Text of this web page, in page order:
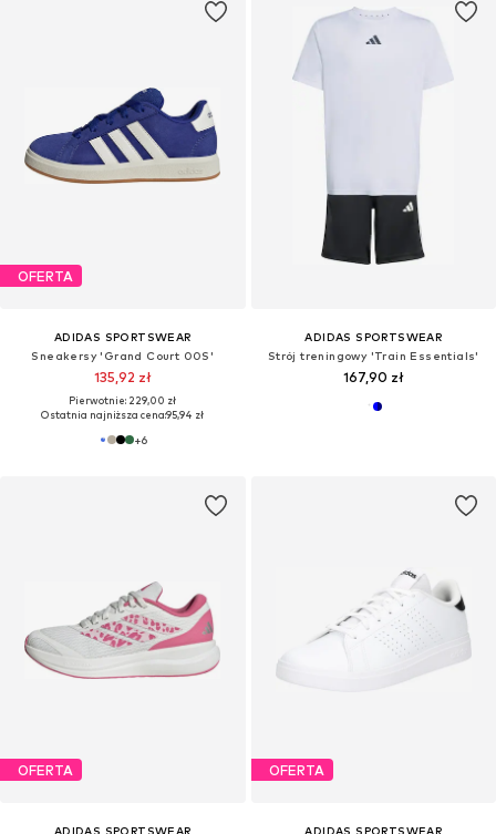
OFERTA
ADIDAS SPORTSWEAR
Sneakersy 'Grand Court 00S'
135,92 zł
Pierwotnie: 229,00 zł
Ostatnia najniższa cena:95,94 zł
+6
ADIDAS SPORTSWEAR
Strój treningowy 'Train Essentials'
167,90 zł
OFERTA
ADIDAS SPORTSWEAR
OFERTA
ADIDAS SPORTSWEAR